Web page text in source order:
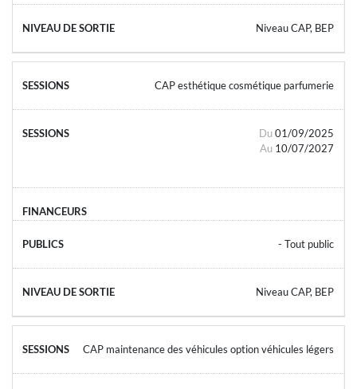
Niveau CAP, BEP
CAP esthétique cosmétique parfumerie
Du 01/09/2025
Au 10/07/2027
- Tout public
Niveau CAP, BEP
CAP maintenance des véhicules option véhicules légers